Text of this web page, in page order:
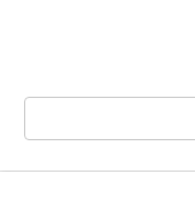
Поиск: